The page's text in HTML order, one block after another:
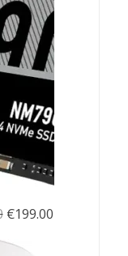
El
precio
€199.00El